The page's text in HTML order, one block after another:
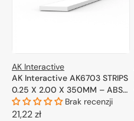
AK Interactive
AK Interactive AK6703 STRIPS
0.25 X 2.00 X 350MM – ABS
STRIP – 10 UNITS PER BAG
Brak recenzji
Cena
21,22 zł